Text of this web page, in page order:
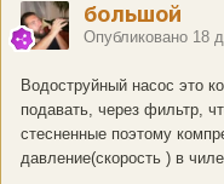
большой
Опубликовано 18
Водоструйный насос это
подавать, через фильтр,
стесненные поэтому
давление(скорость ) в